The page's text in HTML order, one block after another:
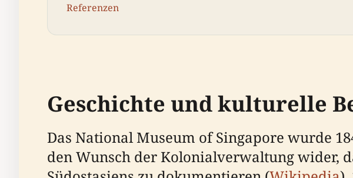
Referenzen
Geschichte und kulturelle
Das National Museum of Singapore wurde
den Wunsch der Kolonialverwaltung wider,